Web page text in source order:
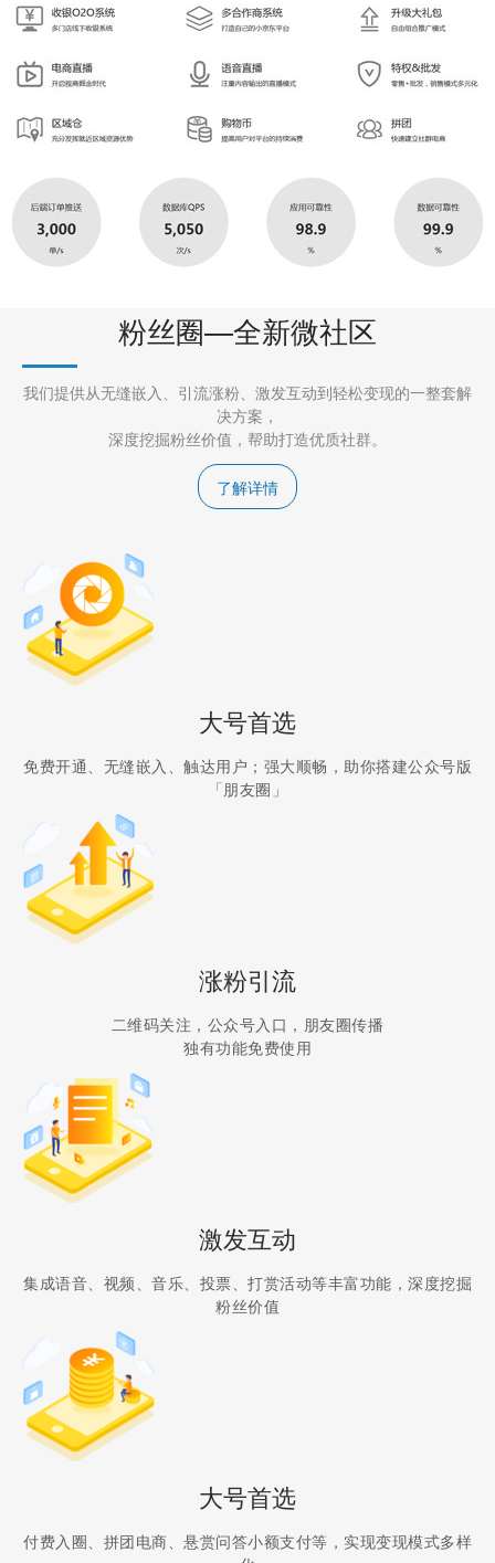
粉丝圈—全新微社区
我们提供从无缝嵌入、引流涨粉、激发互动到轻松变现的一整套解
决方案，
深度挖掘粉丝价值，帮助打造优质社群。
了解详情
大号首选
免费开通、无缝嵌入、触达用户；强大顺畅，助你搭建公众号版
「朋友圈」
涨粉引流
二维码关注，公众号入口，朋友圈传播
独有功能免费使用
激发互动
集成语音、视频、音乐、投票、打赏活动等丰富功能，深度挖掘
粉丝价值
大号首选
付费入圈、拼团电商、悬赏问答小额支付等，实现变现模式多样